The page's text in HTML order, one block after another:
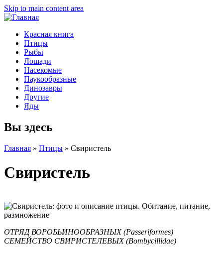
Skip to main content area
Красная книга
Птицы
Рыбы
Лошади
Насекомые
Паукообразные
Динозавры
Другие
Яды
Вы здесь
Главная » Птицы » Свиристель
Свиристель
ОТРЯД ВОРОБЬИНООБРАЗНЫХ (Passeriformes)
СЕМЕЙСТВО СВИРИСТЕЛЕВЫХ (Bombycillidae)